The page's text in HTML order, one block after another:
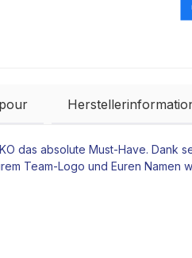
das absolute Must-Have. Dank
Team-Logo und Euren Namen